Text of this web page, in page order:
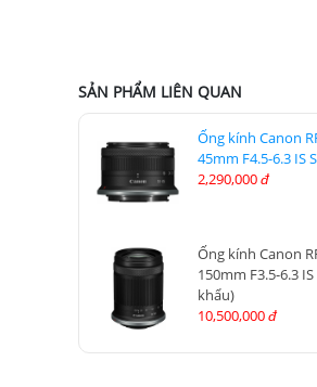
SẢN PHẨM LIÊN QUAN
Ống kính Canon
45mm F4.5-6.3 IS
2,290,000 đ
Ống kính Canon
150mm F3.5-6.3
khẩu)
10,500,000 đ